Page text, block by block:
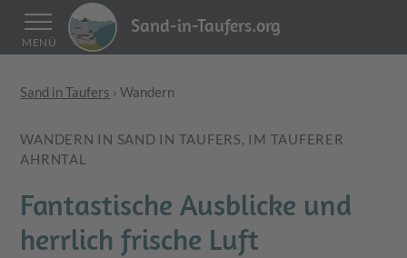
MENÜ
Sand-in-Taufers.org
Sand in Taufers ›Wandern
WANDERN IN SAND IN TAUFERS, IM TAUFERER
AHRNTAL
Fantastische Ausblicke und
herrlich frische Luft